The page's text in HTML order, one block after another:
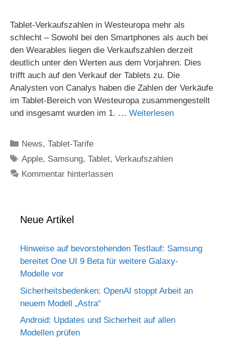
Tablet-Verkaufszahlen in Westeuropa mehr als
schlecht – Sowohl bei den Smartphones als auch bei
den Wearables liegen die Verkaufszahlen derzeit
deutlich unter den Werten aus dem Vorjahren. Dies
trifft auch auf den Verkauf der Tablets zu. Die
Analysten von Canalys haben die Zahlen der Verkäufe
im Tablet-Bereich von Westeuropa zusammengestellt
und insgesamt wurden im 1. … Weiterlesen
Kategorien
News,Tablet-Tarife
Schlagwörter
Apple, Samsung,Tablet,Verkaufszahlen
Kommentar hinterlassen
Neue Artikel
Hinweise auf bevorstehenden Testlauf: Samsung
bereitet One UI 9 Beta für weitere Galaxy-
Modelle vor
Sicherheitsbedenken: OpenAI stoppt Arbeit an
neuem Modell „Astra“
Android: Updates und Sicherheit auf allen
Modellen prüfen